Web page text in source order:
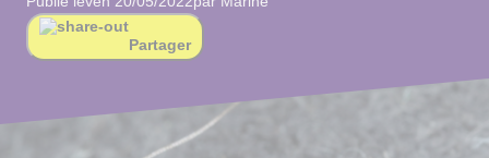
Partager